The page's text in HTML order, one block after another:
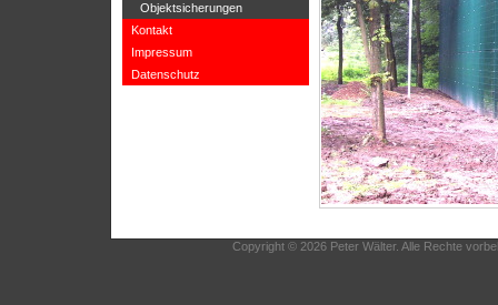
Objektsicherungen
Kontakt
Impressum
Datenschutz
Copyright © 2026 Peter Wälter. Alle Rechte